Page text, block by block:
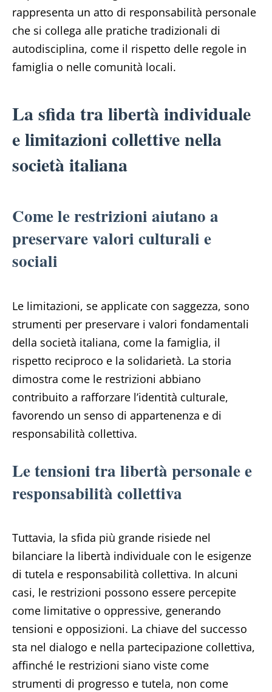
rappresenta un atto di responsabilità personale
che si collega alle pratiche tradizionali di
autodisciplina, come il rispetto delle regole in
famiglia o nelle comunità locali.
La sfida tra libertà individuale
e limitazioni collettive nella
società italiana
Come le restrizioni aiutano a
preservare valori culturali e
sociali
Le limitazioni, se applicate con saggezza, sono
strumenti per preservare i valori fondamentali
della società italiana, come la famiglia, il
rispetto reciproco e la solidarietà. La storia
dimostra come le restrizioni abbiano
contribuito a rafforzare l’identità culturale,
favorendo un senso di appartenenza e di
responsabilità collettiva.
Le tensioni tra libertà personale e
responsabilità collettiva
Tuttavia, la sfida più grande risiede nel
bilanciare la libertà individuale con le esigenze
di tutela e responsabilità collettiva. In alcuni
casi, le restrizioni possono essere percepite
come limitative o oppressive, generando
tensioni e opposizioni. La chiave del successo
sta nel dialogo e nella partecipazione collettiva,
affinché le restrizioni siano viste come
strumenti di progresso e tutela, non come